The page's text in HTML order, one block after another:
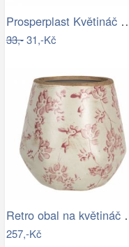
Prosperplast
33,-31,-Kč
Retro
257,-Kč